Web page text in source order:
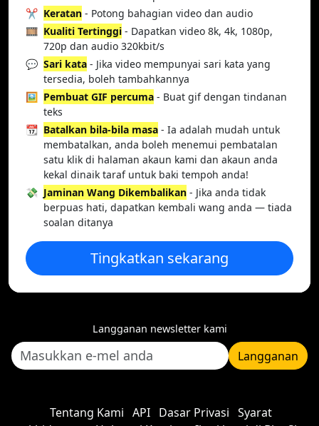
✂️ Keratan - Potong bahagian video dan audio
🎞️ Kualiti Tertinggi - Dapatkan video 8k, 4k, 1080p,
720p dan audio 320kbit/s
💬 Sari kata - Jika video mempunyai sari kata yang
tersedia, boleh tambahkannya
🖼️ Pembuat GIF percuma - Buat gif dengan tindanan
teks
📆 Batalkan bila-bila masa - Ia adalah mudah untuk
membatalkan, anda boleh menemui pembatalan
satu klik di halaman akaun kami dan akaun anda
kekal dinaik taraf untuk baki tempoh anda!
💸 Jaminan Wang Dikembalikan - Jika anda tidak
berpuas hati, dapatkan kembali wang anda — tiada
soalan ditanya
Tingkatkan sekarang
Langganan newsletter kami
Langganan
Tentang Kami API Dasar Privasi Syarat